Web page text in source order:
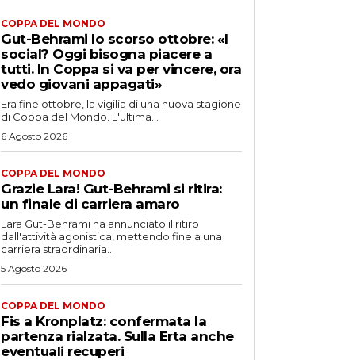
COPPA DEL MONDO
Gut-Behrami lo scorso ottobre: «I
social? Oggi bisogna piacere a
tutti. In Coppa si va per vincere, ora
vedo giovani appagati»
Era fine ottobre, la vigilia di una nuova stagione
di Coppa del Mondo. L'ultima...
6 Agosto 2026
COPPA DEL MONDO
Grazie Lara! Gut-Behrami si ritira:
un finale di carriera amaro
Lara Gut-Behrami ha annunciato il ritiro
dall'attività agonistica, mettendo fine a una
carriera straordinaria...
5 Agosto 2026
COPPA DEL MONDO
Fis a Kronplatz: confermata la
partenza rialzata. Sulla Erta anche
eventuali recuperi